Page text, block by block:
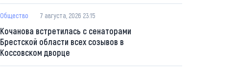
Общество 7 августа, 2026 23:15
Кочанова встретилась с сенаторами
Брестской области всех созывов в
Коссовском дворце